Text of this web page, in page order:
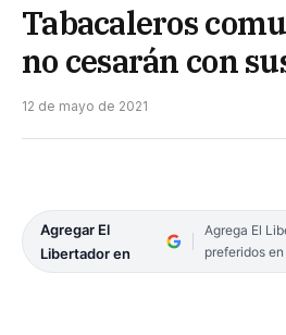
Tabacaleros
no cesarán con
12 de mayo de 2021
Agregar El
Libertador en
Agrega El
preferidos